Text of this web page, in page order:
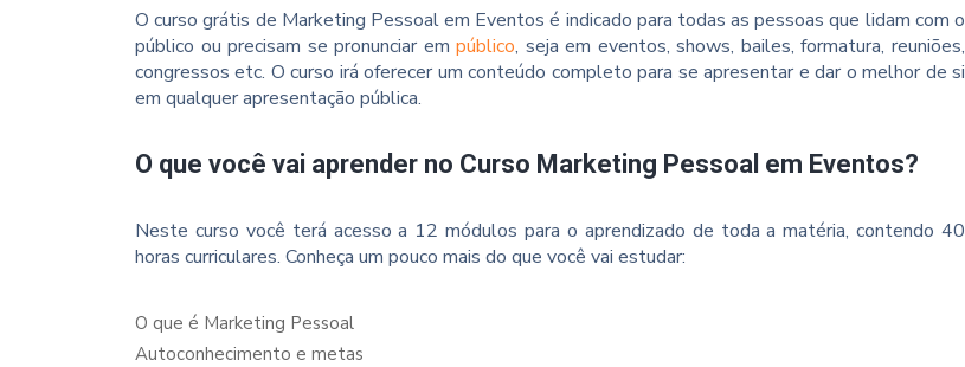
O curso grátis de Marketing Pessoal em Eventos é indicado para todas as pessoas que lidam com o
público ou precisam se pronunciar empúblico, seja em eventos, shows, bailes, formatura, reuniões,
congressos etc. O curso irá oferecer um conteúdo completo para se apresentar e dar o melhor de si
em qualquer apresentação pública.
O que você vai aprender no Curso Marketing Pessoal em Eventos?
Neste curso você terá acesso a 12 módulos para o aprendizado de toda a matéria, contendo 40
horas curriculares. Conheça um pouco mais do que você vai estudar:
O que é Marketing Pessoal
Autoconhecimento e metas